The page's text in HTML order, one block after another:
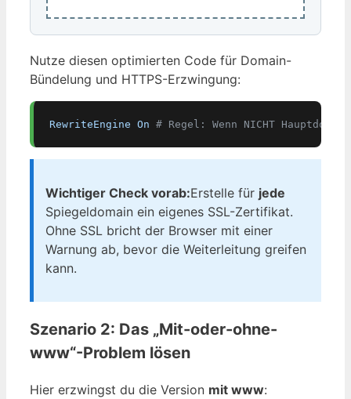
Nutze diesen optimierten Code für Domain-
Bündelung und HTTPS-Erzwingung:
RewriteEngine On # Regel: Wenn NICHT
Wichtiger Check vorab:Erstelle für jede
Spiegeldomain ein eigenes SSL-Zertifikat.
Ohne SSL bricht der Browser mit einer
Warnung ab, bevor die Weiterleitung greifen
kann.
Szenario 2: Das „Mit-oder-ohne-
www“-Problem lösen
Hier erzwingst du die Version mit www: